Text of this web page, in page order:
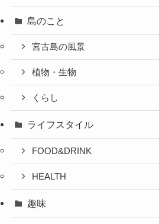
島のこと
宮古島の風景
植物・生物
くらし
ライフスタイル
FOOD&DRINK
HEALTH
趣味